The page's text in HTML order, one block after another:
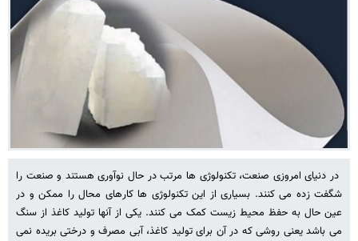
در دنیای امروزی صنعت، تکنولوژی ها مرتب در حال نوآوری هستند و صنعت را
شگفت زده می کنند. بسیاری از این تکنولوژی ها کارهای محال را ممکن و در
عین حال به حفظ محیط زیست کمک می کنند. یکی از آنها تولید کاغذ از سنگ
می باشد یعنی روشی که در آن برای تولید کاغذ، آبی مصرف و درختی بریده نمی